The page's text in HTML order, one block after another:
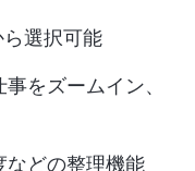
選択可能
をズームイン、
などの整理機能